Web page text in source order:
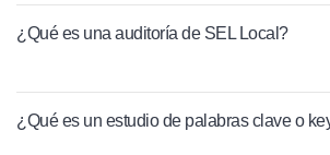
¿Qué es una auditoría de SEL Local?
¿Qué es un estudio de palabras clave o